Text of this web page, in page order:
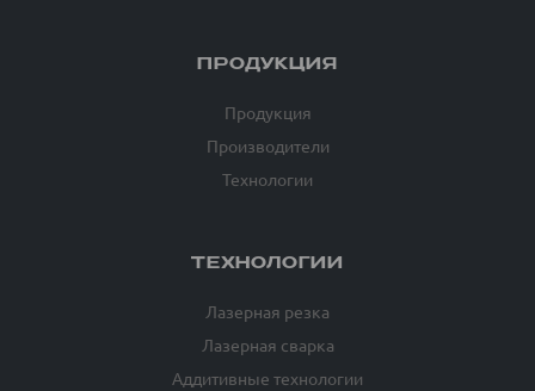
ПРОДУКЦИЯ
Продукция
Производители
Технологии
ТЕХНОЛОГИИ
Лазерная резка
Лазерная сварка
Аддитивные технологии